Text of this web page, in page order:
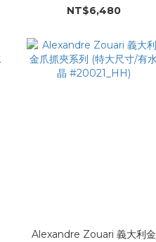
#20021_QQ)
NT$6,480
Alexandre Zouari 義大利金